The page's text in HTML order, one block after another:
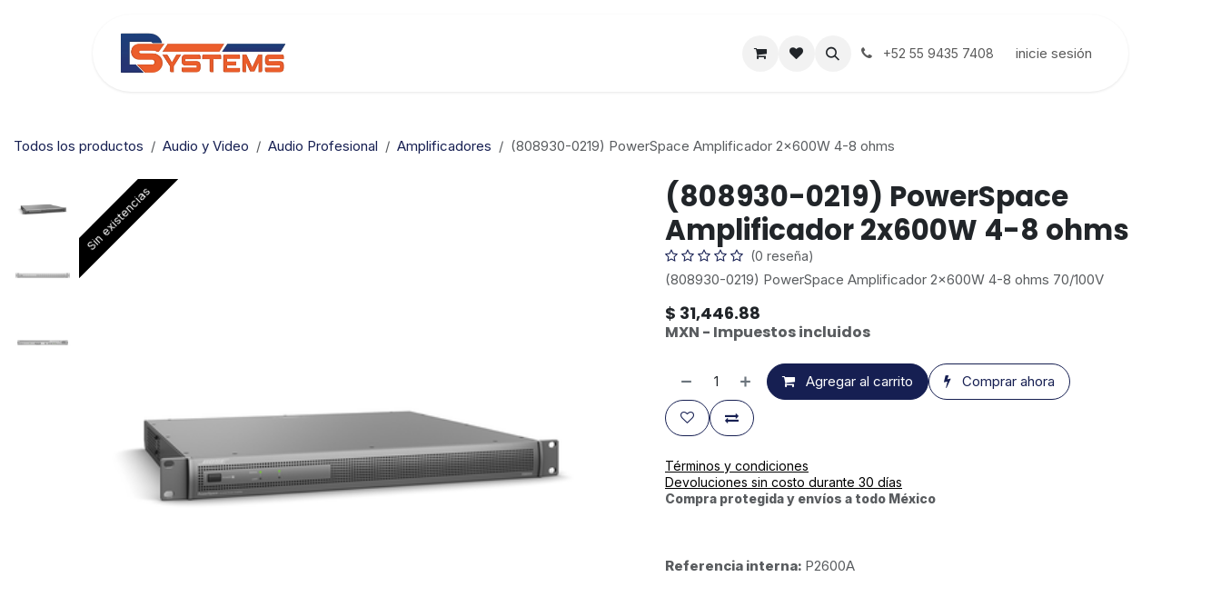
+52 55 9435 7408 inicie sesión
Todos los productos Audio y Video Audio Profesional Amplificadores (808930-0219) PowerSpace Amplificador 2x600W 4-8 ohms
Sin existencias
Sin existencias
(808930-0219) PowerSpace
Amplificador 2x600W 4-8 ohms
(0 reseña)
(808930-0219) PowerSpace Amplificador 2x600W 4-8 ohms 70/100V
$ 31,446.88
MXN - Impuestos incluidos
Agregar al carrito Comprar ahora
Términos y condiciones
Devoluciones sin costo durante 30 días
Compra protegida y envíos a todo México
Referencia interna: P2600A